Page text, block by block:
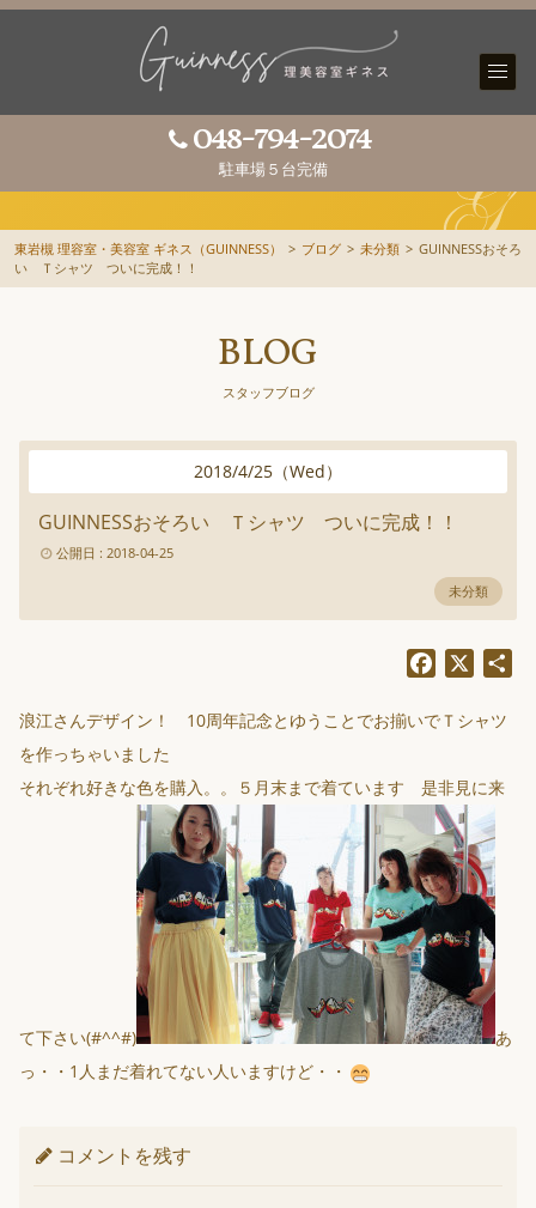
048-794-2074
駐車場５台完備
東岩槻 理容室・美容室 ギネス（GUINNESS） > ブログ > 未分類 > GUINNESSおそろ
い Ｔシャツ ついに完成！！
BLOG
スタッフブログ
2018/4/25 （Wed）
GUINNESSおそろい Ｔシャツ ついに完成！！
公開日 : 2018-04-25
未分類
Facebook
浪江さんデザイン！ 10周年記念とゆうことでお揃いでＴシャツ
を作っちゃいました
それぞれ好きな色を購入。。５月末まで着ています 是非見に来
て下さい(#^^#)
あ
っ・・1人まだ着れてない人いますけど・・
コメントを残す